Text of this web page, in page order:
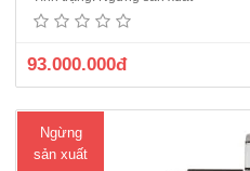
93.000.000đ
Ngừng
sản xuất
nhập khẩu, Hàng chính hãng,
photocopy đa chức năng